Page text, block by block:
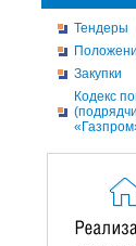
Тендеры
Закупки
Кодекс